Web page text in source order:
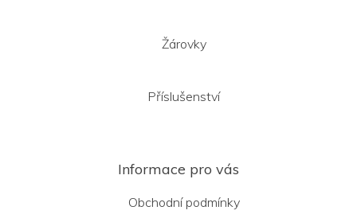
Žárovky
Příslušenství
Informace pro vás
Obchodní podmínky